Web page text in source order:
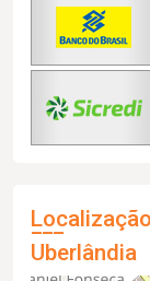
Uberlândia